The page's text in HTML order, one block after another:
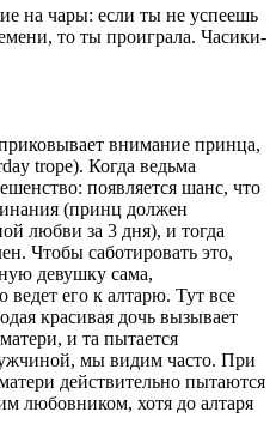
на чары: если ты не успеешь
то ты проиграла. Часики-
внимание принца,
trope). Когда ведьма
появляется шанс, что
(принц должен
любви за 3 дня), и тогда
Чтобы саботировать это,
девушку сама,
его к алтарю. Тут все
красивая дочь вызывает
и та пытается
мы видим часто. При
действительно пытаются
любовником, хотя до алтаря